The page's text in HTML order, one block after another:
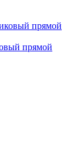
прямой